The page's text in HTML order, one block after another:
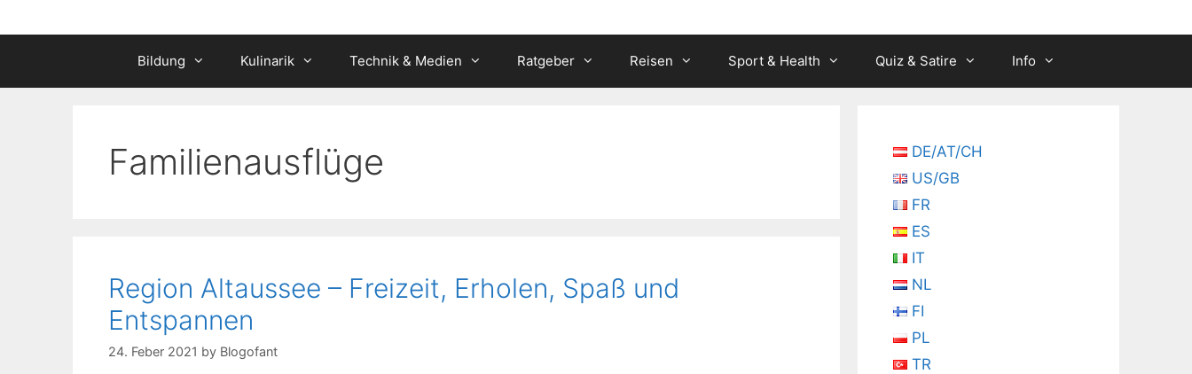
Bildung Kulinarik Technik & Medien Ratgeber Reisen Sport & Health Quiz & Satire Info
Familienausflüge
Region Altaussee – Freizeit, Erholen, Spaß und
Entspannen
24. Feber 2021 by Blogofant
DE/AT/CH
US/GB
FR
ES
IT
NL
FI
PL
TR